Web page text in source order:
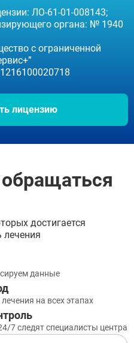
ЛО-61-01-008143;
органа: № 1940
с ограниченной
лицензию
достигается
данные
на всех этапах
7 следят специалисты центра